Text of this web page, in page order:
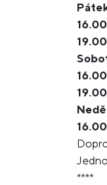
19.00
16.00
19.00
16.00
****